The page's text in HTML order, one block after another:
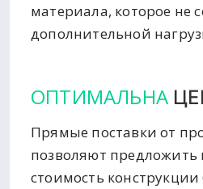
материала, которое не
дополнительной
ОПТИМАЛЬНА
Прямые поставки от
позволяют
стоимость конструкции